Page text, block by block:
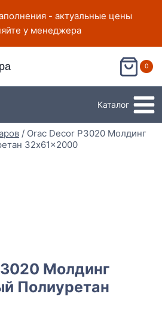
- актуальные цены
у менеджера
0
Каталог
/ Orac Decor P3020 Молдинг
32x61x2000
Молдинг
Полиуретан